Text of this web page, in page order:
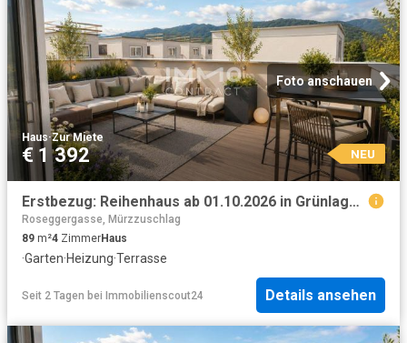
Foto anschauen
Haus·Zur Miete
€ 1 392 NEU
Erstbezug: Reihenhaus ab 01.10.2026 in Grünlage mit Kaufoption
Roseggergasse, Mürzzuschlag
89 m²4 ZimmerHaus
·Garten·Heizung·Terrasse
Seit 2 Tagen bei Immobilienscout24 Details ansehen